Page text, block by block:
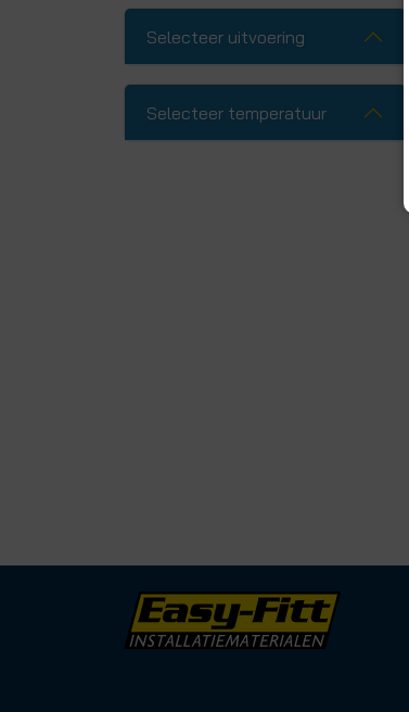
Selecteer uitvoering
Selecteer temperatuur